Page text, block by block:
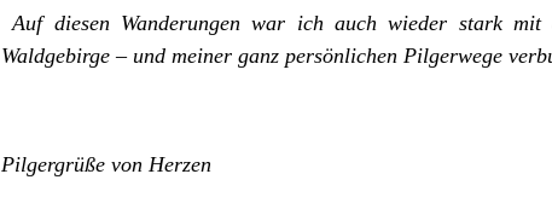
Auf diesen Wanderungen war ich auch wieder stark mit
Waldgebirge – und meiner ganz persönlichen Pilgerwege
Pilgergrüße von Herzen